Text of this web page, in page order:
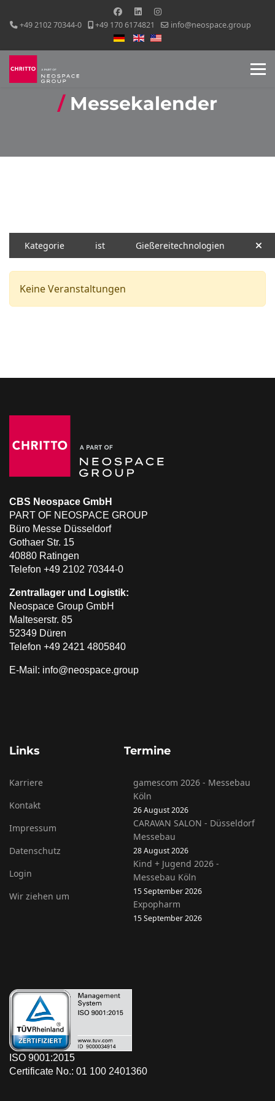
+49 2102 70344-0 +49 170 6174821
info@neospace.group
Sprache auswählen
Messekalender
Kategorie ist Gießereitechnologien
Keine Veranstaltungen
CBS Neospace GmbH
PART OF NEOSPACE GROUP
Büro Messe Düsseldorf
Gothaer Str. 15
40880 Ratingen
Telefon +49 2102 70344-0
Zentrallager und Logistik:
Neospace Group GmbH
Malteserstr. 85
52349 Düren
Telefon +49 2421 4805840
E-Mail: info@neospace.group
Links
Karriere
Kontakt
Impressum
Datenschutz
Login
Wir ziehen um
Termine
gamescom 2026 - Messebau
Köln
26 August 2026
CARAVAN SALON - Düsseldorf
Messebau
28 August 2026
Kind + Jugend 2026 -
Messebau Köln
15 September 2026
Expopharm
15 September 2026
ISO 9001:2015
Certificate No.: 01 100 2401360